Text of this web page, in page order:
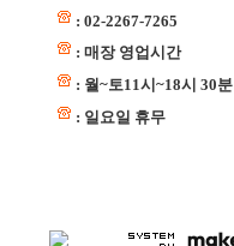
: 02-2267-7265
: 매장 영업시간
: 월~토11시~18시 30분
: 일요일 휴무